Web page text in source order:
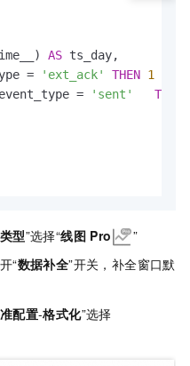
AS ts_day,
= 'ext_ack' THEN 1
= 'sent'
THEN
型”选择“线图 Pro
”
“数据补全”开关，补全窗口默
配置-格式化”选择